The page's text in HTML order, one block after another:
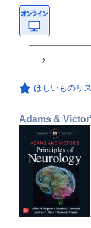
ほしいものリ
Adams &